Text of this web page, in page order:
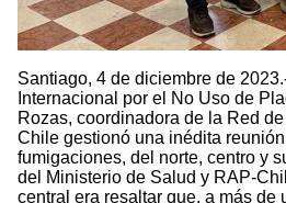
Santiago, 4 de diciembre de
Internacional por el No Uso de
Rozas, coordinadora de la Red
Chile gestionó una inédita
fumigaciones, del norte, centro y
del Ministerio de Salud y RAP-
central era resaltar que, a más de